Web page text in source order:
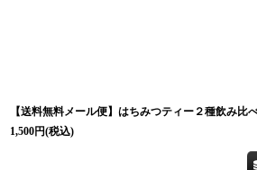
【送料無料メール便】はちみつティー２種飲み比
1,500円(税込)